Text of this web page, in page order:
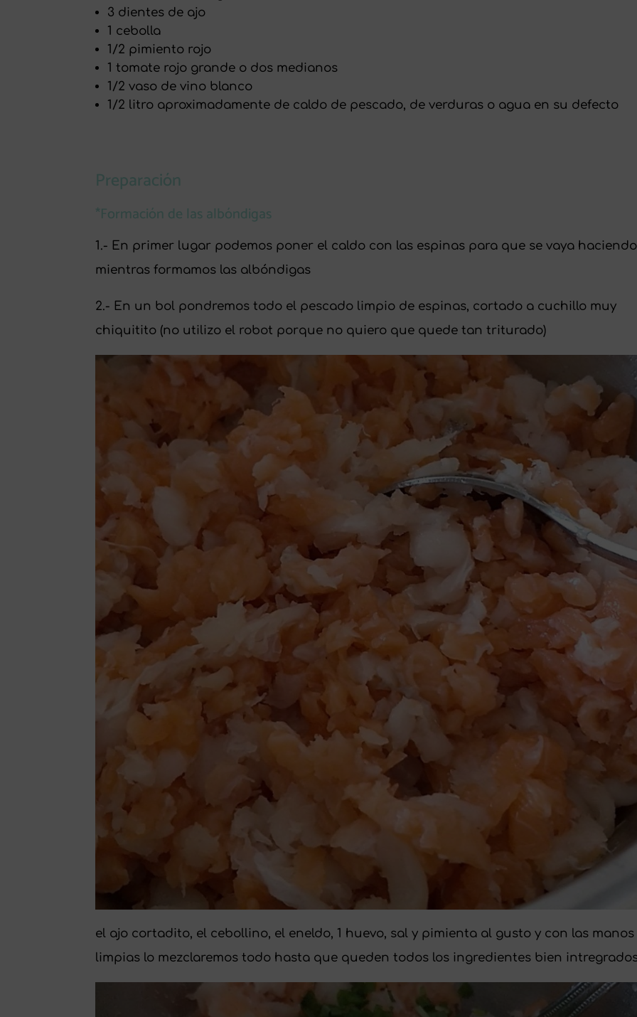
3 dientes de ajo
1 cebolla
1/2 pimiento rojo
1 tomate rojo grande o dos medianos
1/2 vaso de vino blanco
1/2 litro aproximadamente de caldo de pescado, de verduras o agua en su defecto
Preparación
*Formación de las albóndigas
1.- En primer lugar podemos poner el caldo con las espinas para que se vaya haciendo
mientras formamos las albóndigas
2.- En un bol pondremos todo el pescado limpio de espinas, cortado a cuchillo muy
chiquitito (no utilizo el robot porque no quiero que quede tan triturado)
el ajo cortadito, el cebollino, el eneldo, 1 huevo, sal y pimienta al gusto y con las manos
limpias lo mezclaremos todo hasta que queden todos los ingredientes bien